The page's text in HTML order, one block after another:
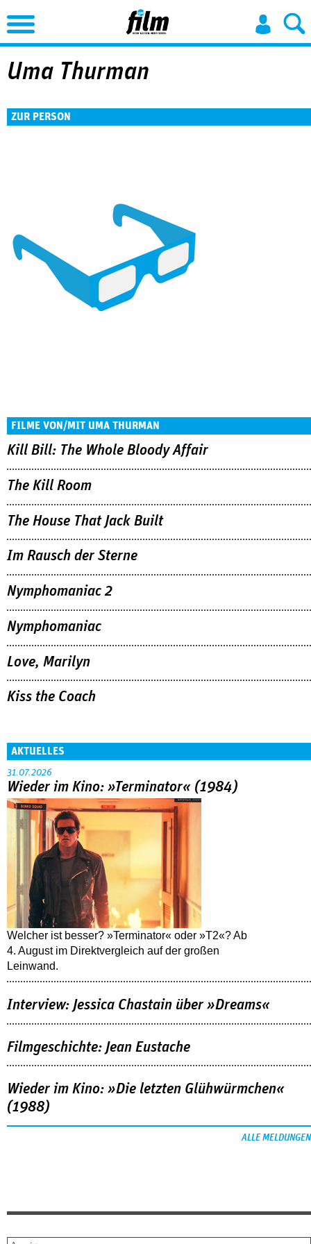
Jump to Navigation
Uma Thurman
ZUR PERSON
FILME VON/MIT UMA THURMAN
Kill Bill: The Whole Bloody Affair
The Kill Room
The House That Jack Built
Im Rausch der Sterne
Nymphomaniac 2
Nymphomaniac
Love, Marilyn
Kiss the Coach
AKTUELLES
31.07.2026
Wieder im Kino: »Terminator« (1984)
Welcher ist besser? »Terminator« oder »T2«? Ab
4. August im Direktvergleich auf der großen
Leinwand.
Interview: Jessica Chastain über »Dreams«
Filmgeschichte: Jean Eustache
Wieder im Kino: »Die letzten Glühwürmchen«
(1988)
ALLE MELDUNGEN